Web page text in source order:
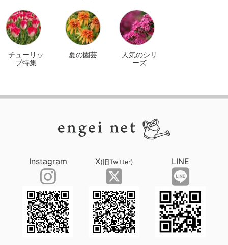
イン
チューリッ
プ特集
夏の園芸
人気のシリ
ーズ
Instagram X(旧Twitter) LINE